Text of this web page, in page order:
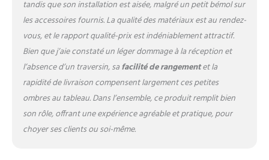
un professionnel du
massage. Cette table de
massage pèse environ 14,5
kg. La table de massage
portable comprend un étui
de transport durable avec
une bandoulière réglable et
une poche latérale pour
contenir des huiles et des
fournitures. Table de
massage, lit de spa, lit de
tandis que son installation est aisée, malgré un petit bémol sur
les accessoires fournis. La qualité des matériaux est au rendez-
vous, et le rapport qualité-prix est indéniablement attractif.
Bien que j’aie constaté un léger dommage à la réception et
l’absence d’un traversin, safacilité de rangementet la
rapidité de livraison compensent largement ces petites
ombres au tableau. Dans l’ensemble, ce produit remplit bien
son rôle, offrant une expérience agréable et pratique, pour
choyer ses clients ou soi-même.